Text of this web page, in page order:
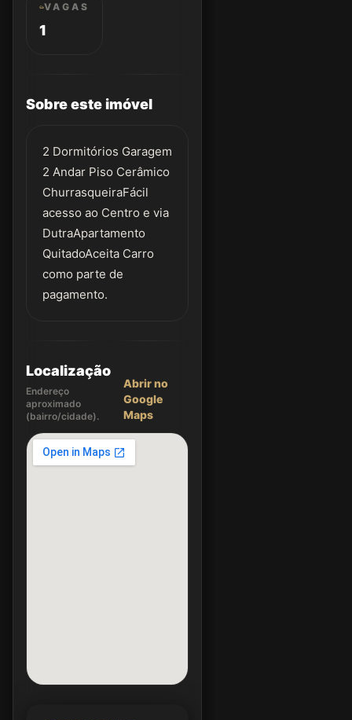
VAGAS
1
Sobre este imóvel
2 Dormitórios Garagem
2 Andar Piso Cerâmico
ChurrasqueiraFácil
acesso ao Centro e via
DutraApartamento
QuitadoAceita Carro
como parte de
pagamento.
Localização
Endereço
aproximado
(bairro/cidade).
Abrir no
Google
Maps